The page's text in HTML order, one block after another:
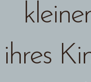
ihres